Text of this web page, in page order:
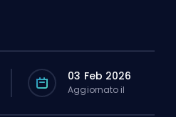
03 Feb 2026
Aggiornato il